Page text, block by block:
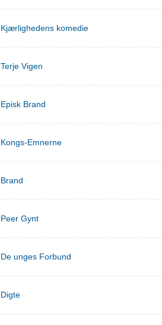
Kjærlighedens komedie
Terje Vigen
Episk Brand
Kongs-Emnerne
Brand
Peer Gynt
De unges Forbund
Digte